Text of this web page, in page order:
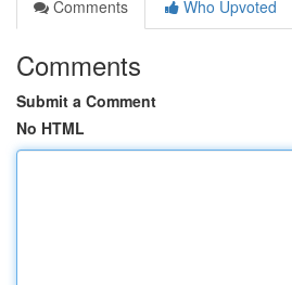
Comments
Who Upvoted
Comments
Submit a Comment
No HTML